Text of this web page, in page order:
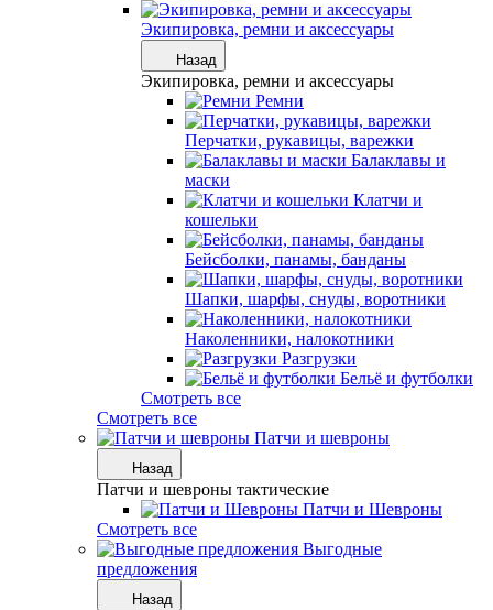
Экипировка, ремни и аксессуары
Назад
Экипировка, ремни и аксессуары
Ремни
Перчатки, рукавицы, варежки
Балаклавы и
маски
Клатчи и
кошельки
Бейсболки, панамы, банданы
Шапки, шарфы, снуды, воротники
Наколенники, налокотники
Разгрузки
Бельё и футболки
Смотреть все
Смотреть все
Патчи и шевроны
Назад
Патчи и шевроны тактические
Патчи и Шевроны
Смотреть все
Выгодные
предложения
Назад